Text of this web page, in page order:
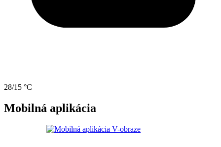
28/15 °C
Mobilná aplikácia